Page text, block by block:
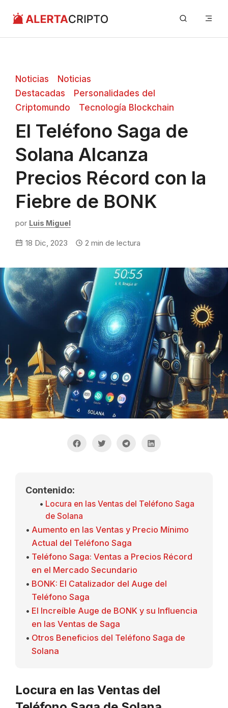
contenido
Noticias
Noticias
Destacadas
Personalidades del
Criptomundo
Tecnología Blockchain
El Teléfono Saga de
Solana Alcanza
Precios Récord con la
Fiebre de BONK
por Luis Miguel
18 Dic, 2023 2 min de lectura
Contenido:
Locura en las Ventas del Teléfono Saga
de Solana
Aumento en las Ventas y Precio Mínimo
Actual del Teléfono Saga
Teléfono Saga: Ventas a Precios Récord
en el Mercado Secundario
BONK: El Catalizador del Auge del
Teléfono Saga
El Increíble Auge de BONK y su Influencia
en las Ventas de Saga
Otros Beneficios del Teléfono Saga de
Solana
Locura en las Ventas del